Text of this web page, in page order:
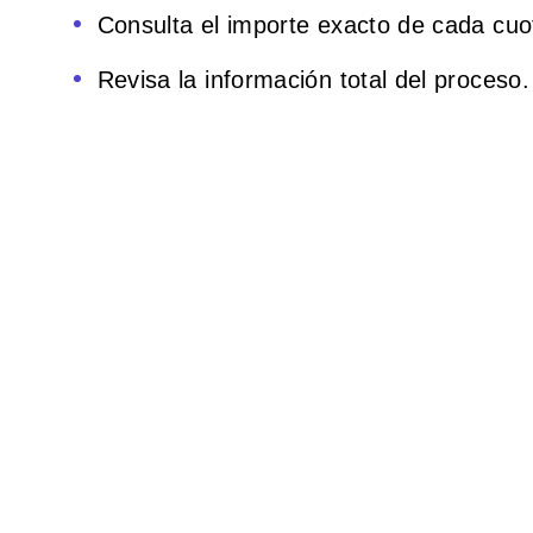
Consulta el importe exacto de cada
Revisa la información total del proceso.